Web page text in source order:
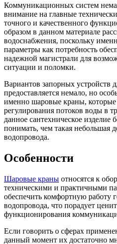
Коммуникационных систем
внимание на главные
точного и качественного
образом в данном материале
водоснабжения, поскольку
параметры как потребность
надежной магистрали для
ситуации и поломки.
Вариантов запорных устройств
предоставляется немало, но
именно шаровые краны, которые
регулирования потоков воды в
данное сантехническое изделие
понимать, чем такая небольшая
водопровода.
Особенности
Шаровые краны относятся к
техническими и практичными
обеспечить комфортную работу
водопровода, что порадует
функционирования
Если говорить о сферах
данный момент их достаточно